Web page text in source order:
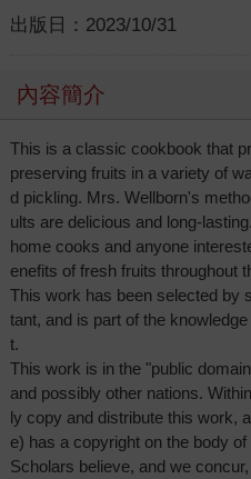
出版日： 2023/10/31
內容簡介
This is a classic cookbook that
preserving fruits in a variety of
d pickling. Mrs. Wellborn's
ults are delicious and long-
home cooks and anyone
enefits of fresh fruits throughout
This work has been selected by
tant, and is part of the
t.
This work is in the "public
and possibly other nations.
ly copy and distribute this work,
e) has a copyright on the body of
Scholars believe, and we